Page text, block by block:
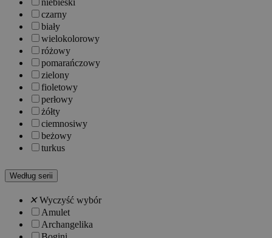
niebieski
czarny
biały
wielokolorowy
różowy
pomarańczowy
zielony
fioletowy
perłowy
żółty
ciemnosiwy
beżowy
turkus
Według serii
✕Wyczyść wybór
Amulet
Archangelika